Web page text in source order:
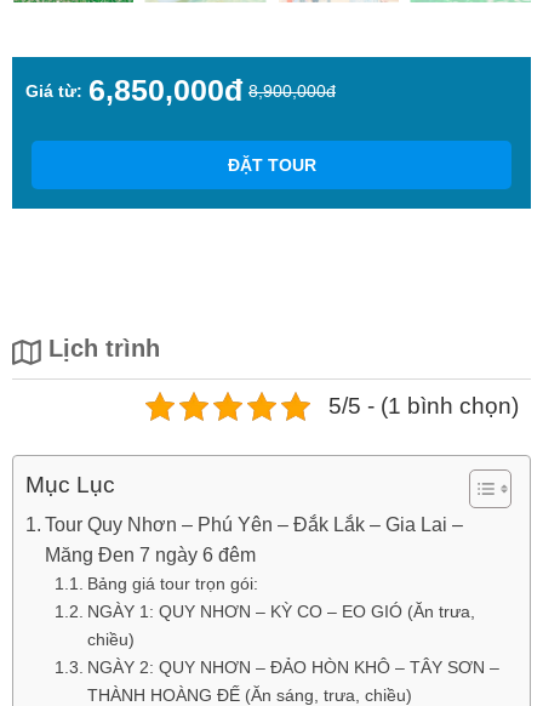
Giá từ: 6,850,000đ 8,900,000đ
ĐẶT TOUR
Lịch trình
5/5 - (1 bình chọn)
Mục Lục
Tour Quy Nhơn – Phú Yên – Đắk Lắk – Gia Lai –
Măng Đen 7 ngày 6 đêm
Bảng giá tour trọn gói:
NGÀY 1: QUY NHƠN – KỲ CO – EO GIÓ (Ăn trưa,
chiều)
NGÀY 2: QUY NHƠN – ĐẢO HÒN KHÔ – TÂY SƠN –
THÀNH HOÀNG ĐẾ (Ăn sáng, trưa, chiều)